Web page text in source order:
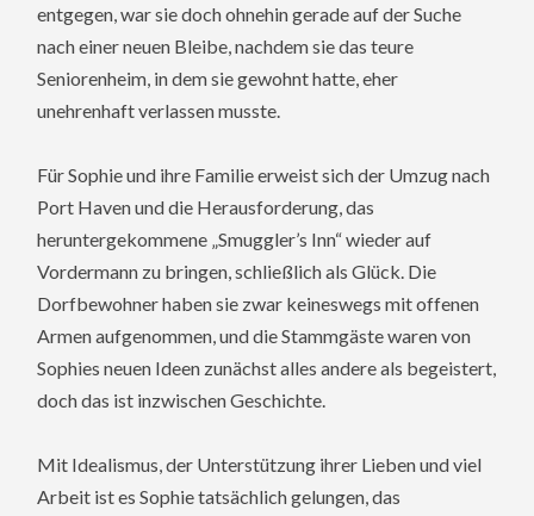
entgegen, war sie doch ohnehin gerade auf der Suche
nach einer neuen Bleibe, nachdem sie das teure
Seniorenheim, in dem sie gewohnt hatte, eher
unehrenhaft verlassen musste.
Für Sophie und ihre Familie erweist sich der Umzug nach
Port Haven und die Herausforderung, das
heruntergekommene „Smuggler’s Inn“ wieder auf
Vordermann zu bringen, schließlich als Glück. Die
Dorfbewohner haben sie zwar keineswegs mit offenen
Armen aufgenommen, und die Stammgäste waren von
Sophies neuen Ideen zunächst alles andere als begeistert,
doch das ist inzwischen Geschichte.
Mit Idealismus, der Unterstützung ihrer Lieben und viel
Arbeit ist es Sophie tatsächlich gelungen, das